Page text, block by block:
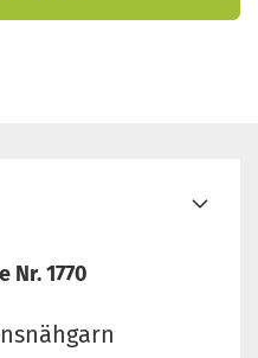
Nr. 1770